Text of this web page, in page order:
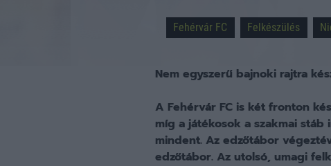
Fehérvár FC Felkészülés
Nem egyszerű bajnoki rajtra
A Fehérvár FC is két fronton
míg a játékosok a szakmai
mindent. Az edzőtábor
edzőtábor. Az utolsó, umagi